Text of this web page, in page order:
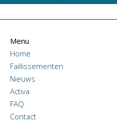
Menu
Home
Faillissementen
Nieuws
Activa
FAQ
Contact